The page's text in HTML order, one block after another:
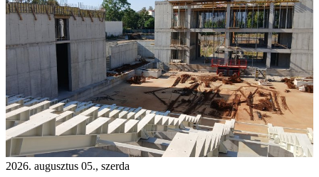
2026. augusztus 05., szerda